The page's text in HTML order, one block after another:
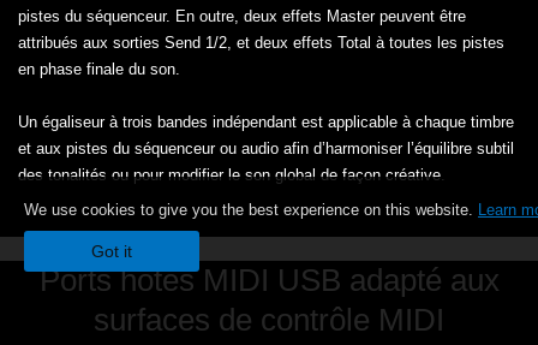
pistes du séquenceur. En outre, deux effets Master peuvent être
attribués aux sorties Send 1/2, et deux effets Total à toutes les pistes
en phase finale du son.
Un égaliseur à trois bandes indépendant est applicable à chaque timbre
et aux pistes du séquenceur ou audio afin d’harmoniser l’équilibre subtil
des tonalités ou pour modifier le son global de façon créative.
Ports hôtes MIDI USB adapté aux
surfaces de contrôle MIDI
We use cookies to give you the best experience on this website. Learn
Got it